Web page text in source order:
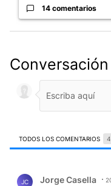
14 comentarios
Conversación
TODOS LOS COMENTARIOS 4
JC Jorge Casella